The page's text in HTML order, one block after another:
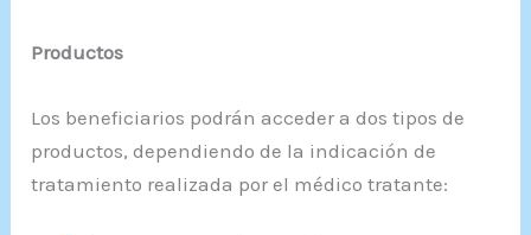
Productos
Los beneficiarios podrán acceder a dos tipos de
productos, dependiendo de la indicación de
tratamiento realizada por el médico tratante: